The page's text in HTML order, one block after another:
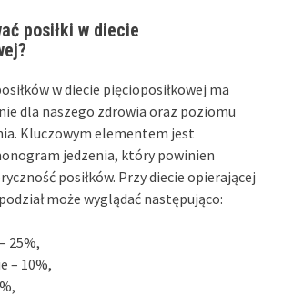
posiłki w diecie
w diecie pięcioposiłkowej ma
dla naszego zdrowia oraz poziomu
Kluczowym elementem jest
jedzenia, który powinien
posiłków. Przy diecie opierającej
może wyglądać następująco:
25%,
– 10%,